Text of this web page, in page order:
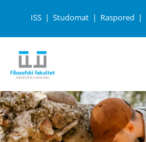
ISS Studomat Raspored